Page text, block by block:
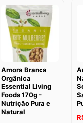
Amora Branca
Orgânica
Essential Living
Foods 170g –
Nutrição Pura e
Natural
O